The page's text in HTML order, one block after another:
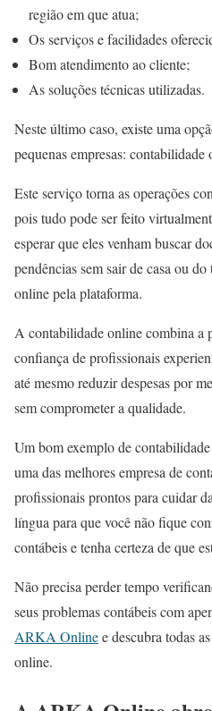
região em que atua;
Os serviços e facilidades
Bom atendimento ao cliente;
As soluções técnicas utilizadas.
Neste último caso, existe uma
pequenas empresas: contabilidade
Este serviço torna as operações
pois tudo pode ser feito
esperar que eles venham buscar
pendências sem sair de casa ou
online pela plataforma.
A contabilidade online combina a
confiança de profissionais
até mesmo reduzir despesas por
sem comprometer a qualidade.
Um bom exemplo de
uma das melhores empresa de
profissionais prontos para cuidar
língua para que você não fique
contábeis e tenha certeza de que
Não precisa perder tempo
seus problemas contábeis com
ARKA Onlinee descubra todas
online.